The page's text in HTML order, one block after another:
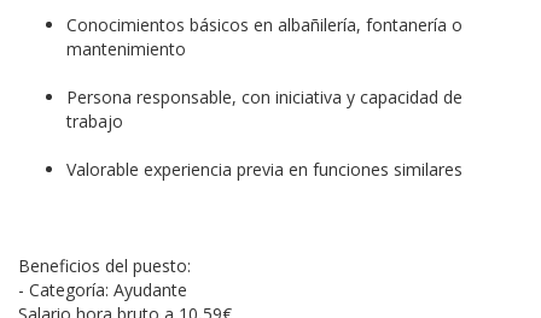
Conocimientos básicos en albañilería, fontanería o
mantenimiento
Persona responsable, con iniciativa y capacidad de
trabajo
Valorable experiencia previa en funciones similares
Beneficios del puesto:
- Categoría: Ayudante